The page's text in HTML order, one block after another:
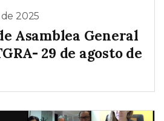
2025
Asamblea General
29 de agosto de